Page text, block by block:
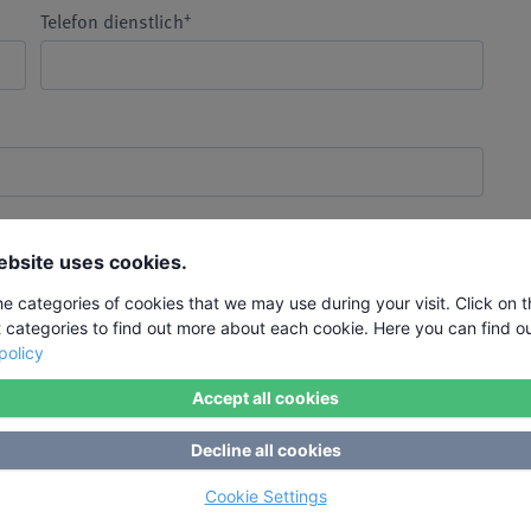
Telefon dienstlich+
bezahlen
Status Erwerbstätigkeit *
uses cookies.
categories of cookies that we may use during your visit. Click on
to find out more about each cookie. Here you can find
Accept all cookies
Decline all cookies
Cookie Settings